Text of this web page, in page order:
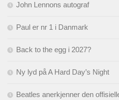
John Lennons autograf
Paul er nr 1 i Danmark
Back to the egg i 2027?
Ny lyd på A Hard Day’s Night
Beatles anerkjenner den